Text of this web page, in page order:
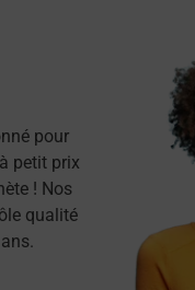
pour
petit prix
! Nos
qualité